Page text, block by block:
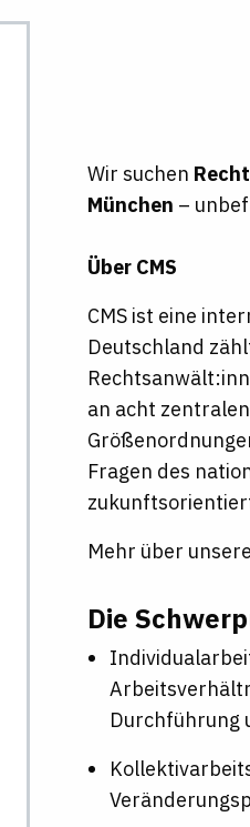
Wir suchen
München –
Über CMS
CMS ist eine
Deutschland
an acht
Fragen des
Mehr über
Die
Durchführung